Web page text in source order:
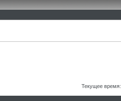
Текущее время: